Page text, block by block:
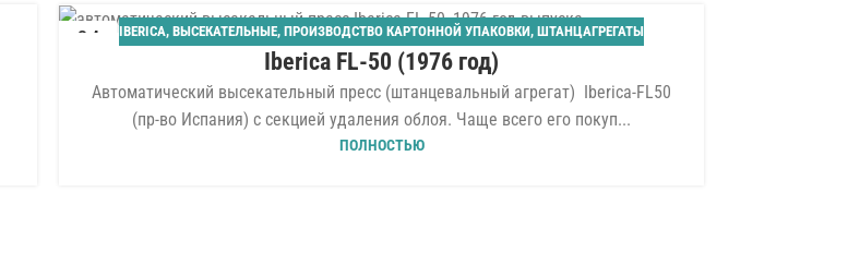
04 IBERICA, ВЫСЕКАТЕЛЬНЫЕ, ПРОИЗВОДСТВО КАРТОННОЙ УПАКОВКИ, ШТАНЦАГРЕГАТЫ
Iberica FL-50 (1976 год)
Автоматический высекательный пресс (штанцевальный агрегат) Iberica-FL50
(пр-во Испания) с секцией удаления облоя. Чаще всего его покуп...
ПОЛНОСТЬЮ